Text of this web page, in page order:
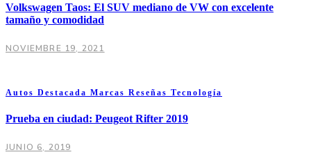
Volkswagen Taos: El SUV mediano de VW con excelente
tamaño y comodidad
NOVIEMBRE 19, 2021
Autos Destacada Marcas Reseñas Tecnología
Prueba en ciudad: Peugeot Rifter 2019
JUNIO 6, 2019